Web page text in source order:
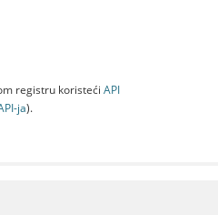
registru koristeći API
jа).